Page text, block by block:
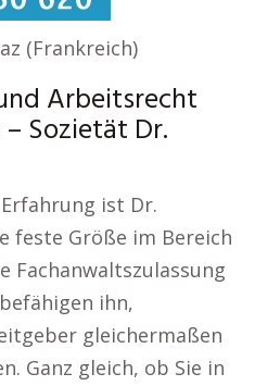
(Frankreich)
Arbeitsrecht
Sozietät Dr.
ist Dr.
feste Größe im Bereich
Fachanwaltszulassung
ihn,
gleichermaßen
Ganz gleich, ob Sie in